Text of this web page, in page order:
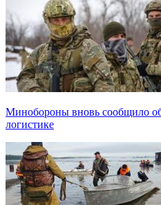
Минобороны вновь сообщило
логистике